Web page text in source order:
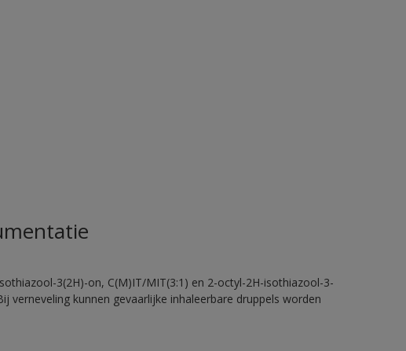
3(2H)-on, C(M)IT/MIT(3:1) en 2-octyl-2H-isothiazool-3-
verneveling kunnen gevaarlijke inhaleerbare druppels worden